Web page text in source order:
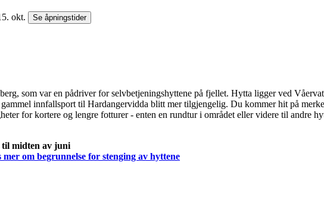
okt. Se åpningstider
som var en pådriver for selvbetjeningshyttene på fjellet. Hytta ligger ved
innfallsport til Hardangervidda blitt mer tilgjengelig. Du kommer hit på
for kortere og lengre fotturer - enten en rundtur i området eller videre til andre
midten av juni
mer om begrunnelse for stenging av hyttene